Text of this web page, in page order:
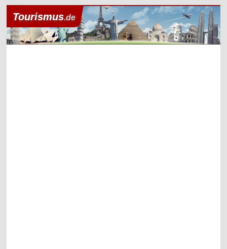
Tourismus.de